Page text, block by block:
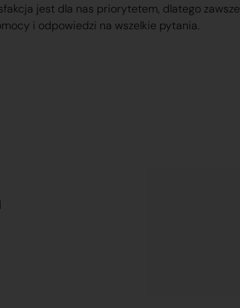
jest dla nas priorytetem, dlatego zawsze
i odpowiedzi na wszelkie pytania.